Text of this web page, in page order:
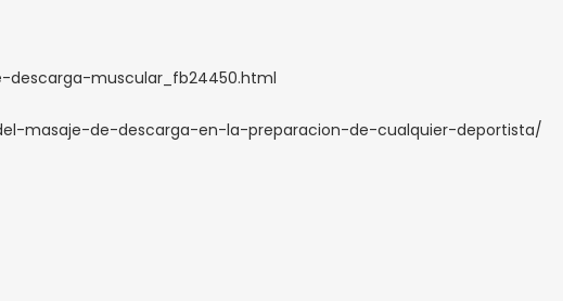
muscular_fb24450.html
masaje-de-descarga-en-la-preparacion-de-cualquier-deportista/